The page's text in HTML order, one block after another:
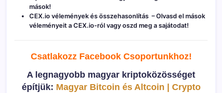
mások!
CEX.io vélemények és összehasonlítás – Olvasd el mások
véleményeit a CEX.io-ról vagy oszd meg a sajátodat!
Csatlakozz Facebook Csoportunkhoz!
A legnagyobb magyar kriptoközösséget
építjük: Magyar Bitcoin és Altcoin | Crypto